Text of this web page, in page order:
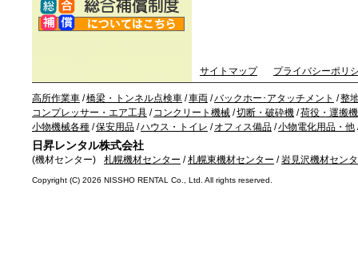
サイトマップ プライバシーポリ
高所作業車 /橋梁・トンネル点検車 /車両 /バックホー･アタッチメント /整
コンプレッサー・エア工具 / コンクリート機械 /切断・破砕機 /荷役・運搬
小物機械各種 /保安用品 /ハウス・トイレ / オフィス備品 /小物電化用品・他
日昇レンタル株式会社
(機材センター) 札幌機材センター /札幌東機材センター /岩見沢機材セン
Copyright (C) 2026 NISSHO RENTAL Co., Ltd. All rights reserved.